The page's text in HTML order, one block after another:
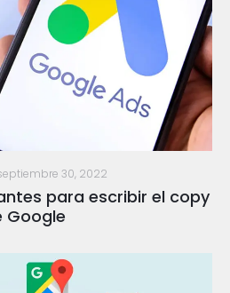
30, 2022
para escribir el copy
Google